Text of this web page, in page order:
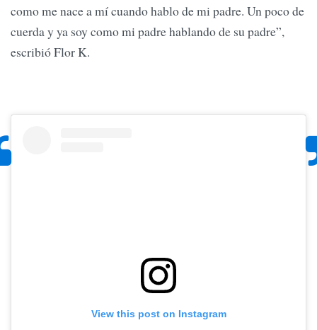
como me nace a mí cuando hablo de mi padre. Un poco de
cuerda y ya soy como mi padre hablando de su padre”,
escribió Flor K.
View this post on Instagram